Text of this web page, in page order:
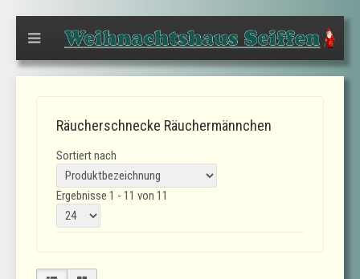
Räucherschnecke Räuchermännchen
Sortiert nach
Ergebnisse 1 - 11 von 11